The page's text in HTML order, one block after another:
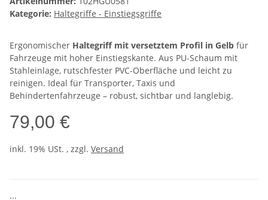
Kategorie: Haltegriffe - Einstiegsgriffe
Ergonomischer Haltegriff mit versetztem Profil in Gelb für
Fahrzeuge mit hoher Einstiegskante. Aus PU-Schaum mit
Stahleinlage, rutschfester PVC-Oberfläche und leicht zu
reinigen. Ideal für Transporter, Taxis und
Behindertenfahrzeuge – robust, sichtbar und langlebig.
79,00 €
inkl. 19% USt. , zzgl. Versand
...